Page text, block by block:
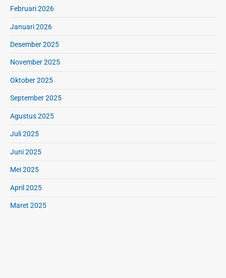
i
a
Februari 2026
Januari 2026
Desember 2025
November 2025
Oktober 2025
September 2025
Agustus 2025
Juli 2025
Juni 2025
Mei 2025
April 2025
Maret 2025